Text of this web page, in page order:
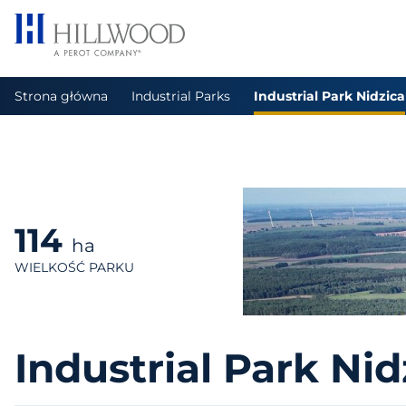
Strona główna Industrial Parks Industrial Park Nidzica
Industrial Park
114 ha
WIELKOŚĆ PARKU